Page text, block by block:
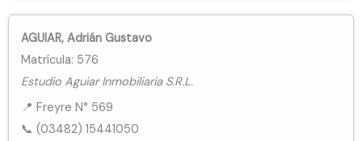
AGUIAR, Adrián Gustavo
Matrícula: 576
Estudio Aguiar Inmobiliaria S.R.L.
📍 Freyre N° 569
📞 (03482) 15441050